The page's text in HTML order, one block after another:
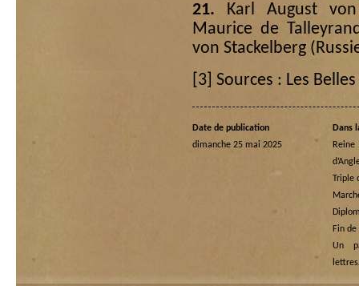
21. Karl August
Maurice de
von Stackelberg
[3] Sources : Les
Date de publication
dimanche 25 mai 2025
Dans
Triple
Fin
Un